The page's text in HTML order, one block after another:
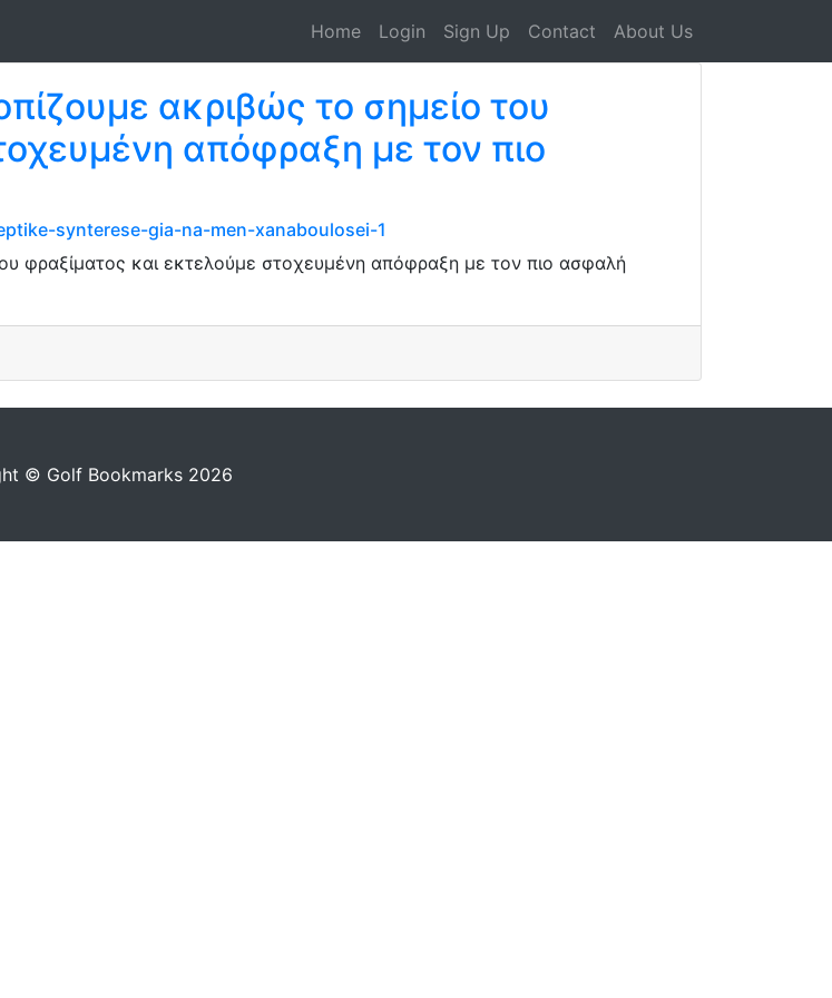
Home Login Sign Up Contact About Us
ακριβώς το σημείο του
απόφραξη με τον πιο
synterese-gia-na-men-xanaboulosei-1
φραξίματος και εκτελούμε στοχευμένη απόφραξη με τον πιο ασφαλή
© Golf Bookmarks 2026